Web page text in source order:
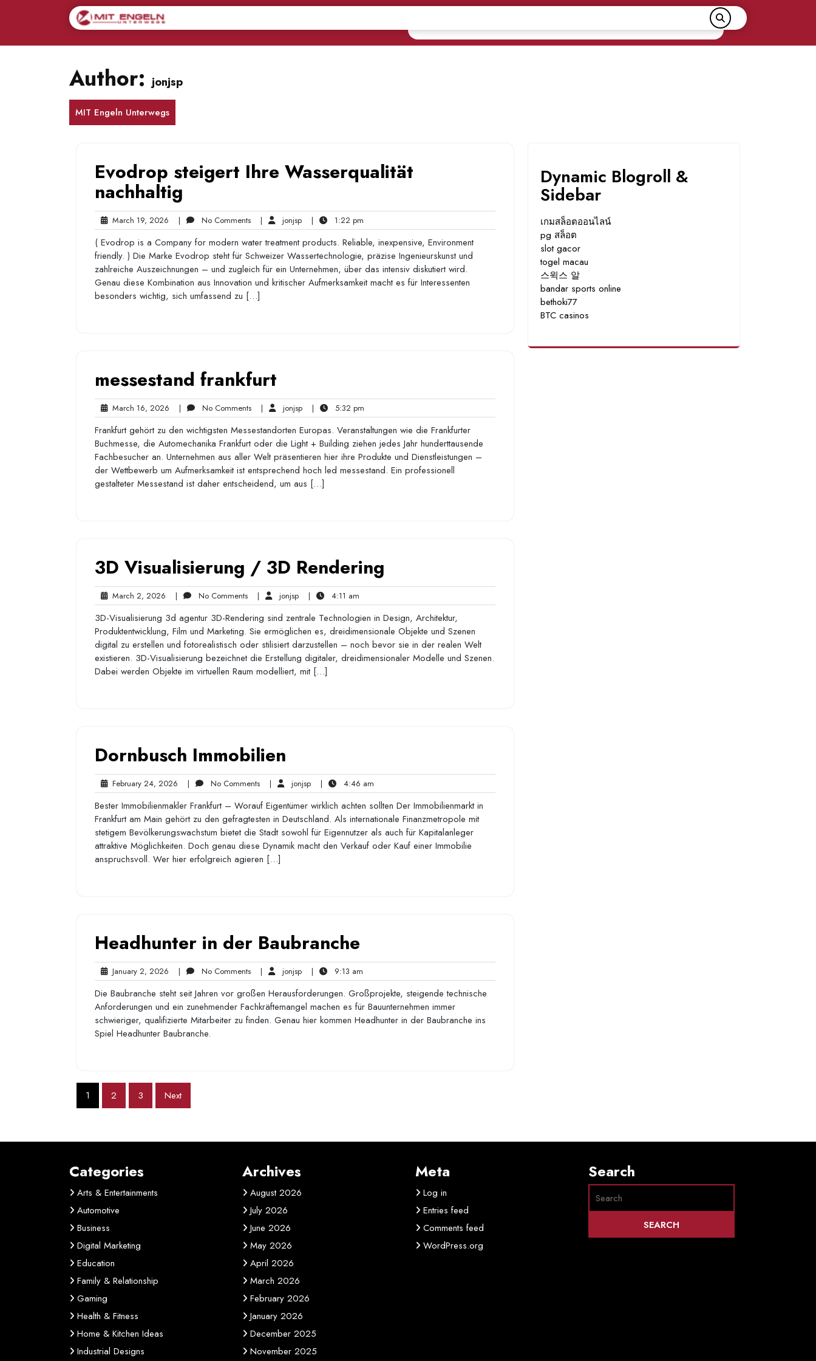
Author:jonjsp
MIT Engeln Unterwegs
Evodrop steigert Ihre Wasserqualität
nachhaltig
March 19, 2026 March
19,
2026
| No CommentsNo
Comments
| jonjspjonjsp
| 1:22 pm
pm
( Evodrop is a Company for modern water treatment products. Reliable, inexpensive, Environment
friendly. ) Die Marke Evodrop steht für Schweizer Wassertechnologie, präzise Ingenieurskunst und
zahlreiche Auszeichnungen – und zugleich für ein Unternehmen, über das intensiv diskutiert wird.
Genau diese Kombination aus Innovation und kritischer Aufmerksamkeit macht es für Interessenten
besonders wichtig, sich umfassend zu […]
messestand frankfurt
March 16, 2026 March
16,
2026
| No CommentsNo
Comments
| jonjspjonjsp
| 5:32 pm
pm
Frankfurt gehört zu den wichtigsten Messestandorten Europas. Veranstaltungen wie die Frankfurter
Buchmesse, die Automechanika Frankfurt oder die Light + Building ziehen jedes Jahr hunderttausende
Fachbesucher an. Unternehmen aus aller Welt präsentieren hier ihre Produkte und Dienstleistungen –
der Wettbewerb um Aufmerksamkeit ist entsprechend hoch led messestand. Ein professionell
gestalteter Messestand ist daher entscheidend, um aus […]
3D Visualisierung / 3D Rendering
March 2, 2026 March
2,
2026
| No CommentsNo
Comments
| jonjspjonjsp
| 4:11 am
am
3D-Visualisierung 3d agentur 3D-Rendering sind zentrale Technologien in Design, Architektur,
Produktentwicklung, Film und Marketing. Sie ermöglichen es, dreidimensionale Objekte und Szenen
digital zu erstellen und fotorealistisch oder stilisiert darzustellen – noch bevor sie in der realen Welt
existieren. 3D-Visualisierung bezeichnet die Erstellung digitaler, dreidimensionaler Modelle und Szenen.
Dabei werden Objekte im virtuellen Raum modelliert, mit […]
Dornbusch Immobilien
February 24, 2026 February
24,
2026
| No CommentsNo
Comments
| jonjspjonjsp
| 4:46 am
am
Bester Immobilienmakler Frankfurt – Worauf Eigentümer wirklich achten sollten Der Immobilienmarkt in
Frankfurt am Main gehört zu den gefragtesten in Deutschland. Als internationale Finanzmetropole mit
stetigem Bevölkerungswachstum bietet die Stadt sowohl für Eigennutzer als auch für Kapitalanleger
attraktive Möglichkeiten. Doch genau diese Dynamik macht den Verkauf oder Kauf einer Immobilie
anspruchsvoll. Wer hier erfolgreich agieren […]
Headhunter in der Baubranche
January 2, 2026 January
2,
2026
| No CommentsNo
Comments
| jonjspjonjsp
| 9:13 am
am
Die Baubranche steht seit Jahren vor großen Herausforderungen. Großprojekte, steigende technische
Anforderungen und ein zunehmender Fachkräftemangel machen es für Bauunternehmen immer
schwieriger, qualifizierte Mitarbeiter zu finden. Genau hier kommen Headhunter in der Baubranche ins
Spiel Headhunter Baubranche.
Posts
1 2 3 Next
Dynamic Blogroll &
Sidebar
เกมสล็อตออนไลน์
pg สล็อต
slot gacor
togel macau
스윅스 알
bandar sports online
bethoki77
BTC casinos
Categories
Arts & Entertainments
Automotive
Business
Digital Marketing
Education
Family & Relationship
Gaming
Health & Fitness
Home & Kitchen Ideas
Industrial Designs
Archives
August 2026
July 2026
June 2026
May 2026
April 2026
March 2026
February 2026
January 2026
December 2025
November 2025
Meta
Log in
Entries feed
Comments feed
WordPress.org
Search